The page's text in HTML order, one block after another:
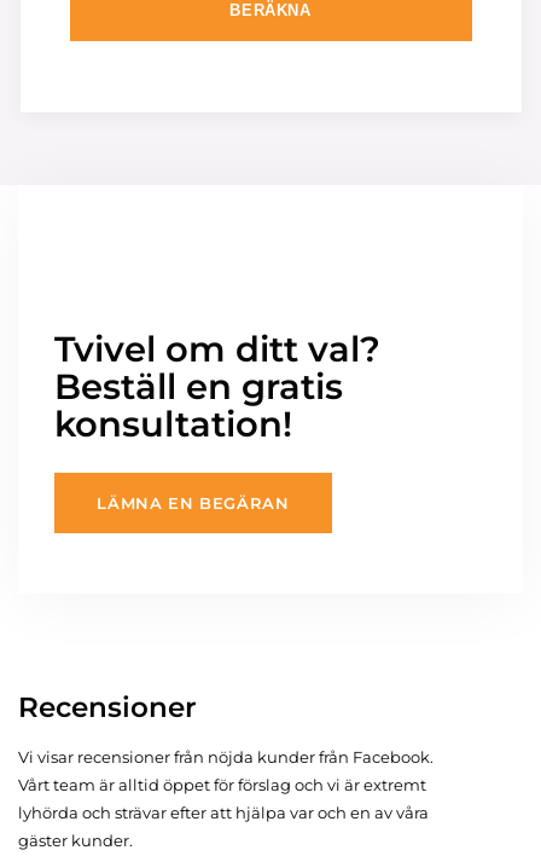
BERÄKNA
Tvivel om ditt val?
Beställ en gratis
konsultation!
LÄMNA EN BEGÄRAN
Recensioner
Vi visar recensioner från nöjda kunder från Facebook.
Vårt team är alltid öppet för förslag och vi är extremt
lyhörda och strävar efter att hjälpa var och en av våra
gäster kunder.